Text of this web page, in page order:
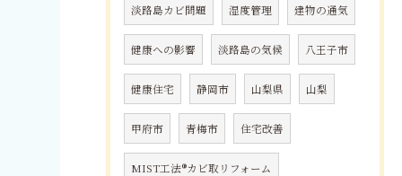
淡路島カビ問題 湿度管理 建物の通気
健康への影響 淡路島の気候 八王子市
健康住宅 静岡市 山梨県 山梨
甲府市 青梅市 住宅改善
MIST工法®カビ取リフォーム